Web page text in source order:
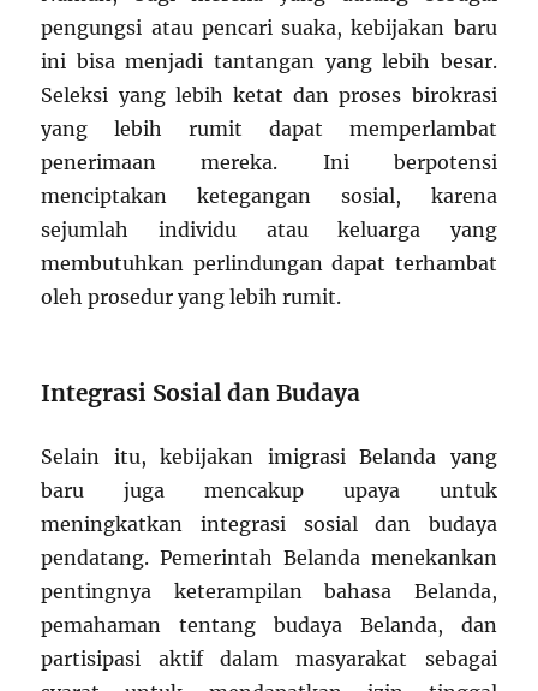
pengungsi atau pencari suaka, kebijakan baru
ini bisa menjadi tantangan yang lebih besar.
Seleksi yang lebih ketat dan proses birokrasi
yang lebih rumit dapat memperlambat
penerimaan mereka. Ini berpotensi
menciptakan ketegangan sosial, karena
sejumlah individu atau keluarga yang
membutuhkan perlindungan dapat terhambat
oleh prosedur yang lebih rumit.
Integrasi Sosial dan Budaya
Selain itu, kebijakan imigrasi Belanda yang
baru juga mencakup upaya untuk
meningkatkan integrasi sosial dan budaya
pendatang. Pemerintah Belanda menekankan
pentingnya keterampilan bahasa Belanda,
pemahaman tentang budaya Belanda, dan
partisipasi aktif dalam masyarakat sebagai